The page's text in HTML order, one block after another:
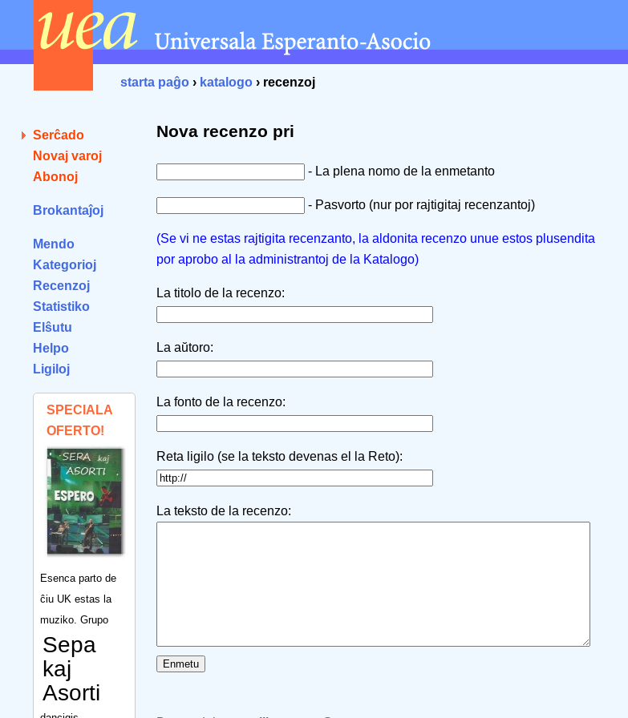
starta paĝo › katalogo › recenzoj
Serĉado
Novaj varoj
Abonoj
Brokantaĵoj
Mendo
Kategorioj
Recenzoj
Statistiko
Elŝutu
Helpo
Ligiloj
SPECIALA
OFERTO!
Esenca parto de
ĉiu UK estas la
muziko. Grupo
Sepa
kaj
Asorti
Nova recenzo pri
- La plena nomo de la enmetanto
- Pasvorto (nur por rajtigitaj recenzantoj)
(Se vi ne estas rajtigita recenzanto, la aldonita recenzo unue estos plusendita
por aprobo al la administrantoj de la Katalogo)
La titolo de la recenzo:
La aŭtoro:
La fonto de la recenzo:
Reta ligilo (se la teksto devenas el la Reto):
La teksto de la recenzo: